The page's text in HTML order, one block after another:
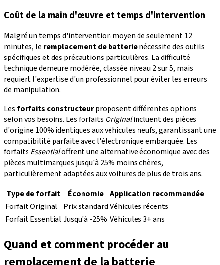
Coût de la main d'œuvre et temps d'intervention
Malgré un temps d'intervention moyen de seulement 12
minutes, le remplacement de batterienécessite des outils
spécifiques et des précautions particulières. La difficulté
technique demeure modérée, classée niveau 2 sur 5, mais
requiert l'expertise d'un professionnel pour éviter les erreurs
de manipulation.
Lesforfaits constructeurproposent différentes options
selon vos besoins. Les forfaits Originalincluent des pièces
d'origine 100% identiques aux véhicules neufs, garantissant une
compatibilité parfaite avec l'électronique embarquée. Les
forfaits Essentialoffrent une alternative économique avec des
pièces multimarques jusqu'à 25% moins chères,
particulièrement adaptées aux voitures de plus de trois ans.
Type de forfait
Économie Application recommandée
Forfait Original
Prix standard Véhicules récents
Forfait Essential Jusqu'à -25% Véhicules 3+ ans
Quand et comment procéder au